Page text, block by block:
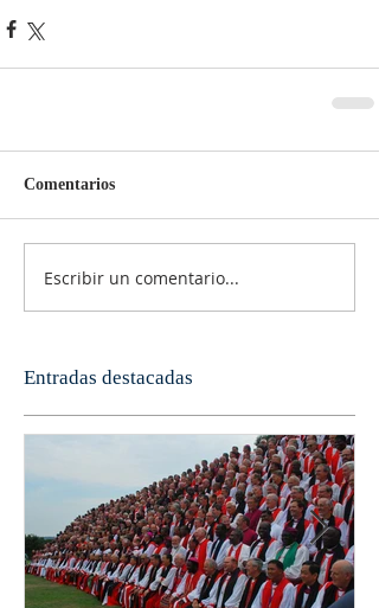
Comentarios
Escribir un comentario...
Entradas destacadas